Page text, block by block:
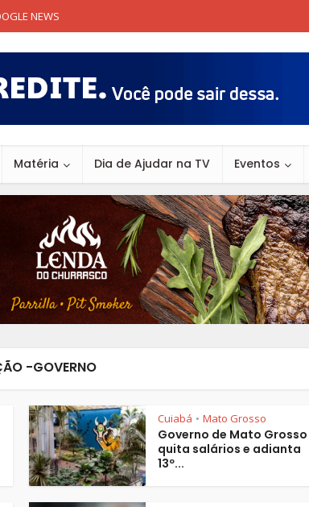
NEWS
Matéria Dia de Ajudar na TV Eventos
-GOVERNO
Cuiabá • Mato Grosso
Governo de Mato Grosso
quita salários e adianta
13º...